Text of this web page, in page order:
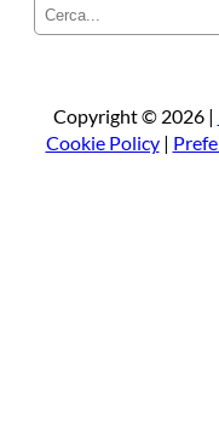
Copyright © 2026 |
Cookie Policy|